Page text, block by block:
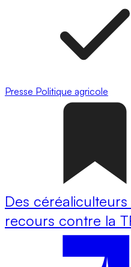
Presse Politique agricole
Des
recours contre la